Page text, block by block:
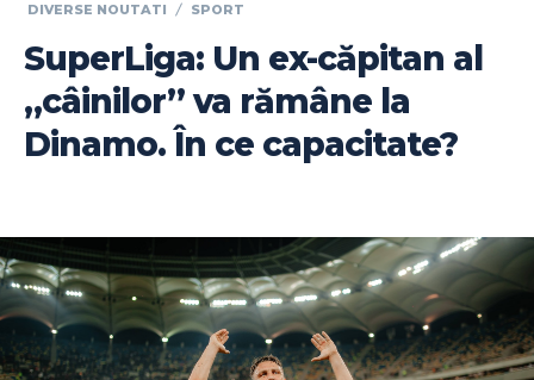
DIVERSE NOUTATI SPORT
SuperLiga: Un ex-căpitan al
„câinilor” va rămâne la
Dinamo. În ce capacitate?